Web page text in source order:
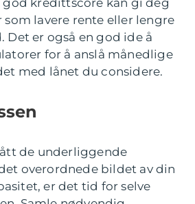
god kredittscore kan gi deg
som lavere rente eller lengre
Det er også en god ide å
for å anslå månedlige
med lånet du considere.
de underliggende
overordnede bildet av din
er det tid for selve